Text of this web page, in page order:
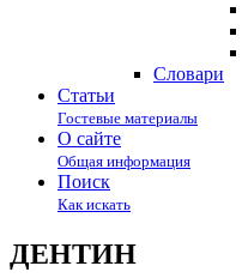
Cловари
Статьи
Гостевые материалы
О сайте
Общая информация
Поиск
Как искать
ДЕНТИН